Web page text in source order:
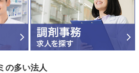
の多い法人